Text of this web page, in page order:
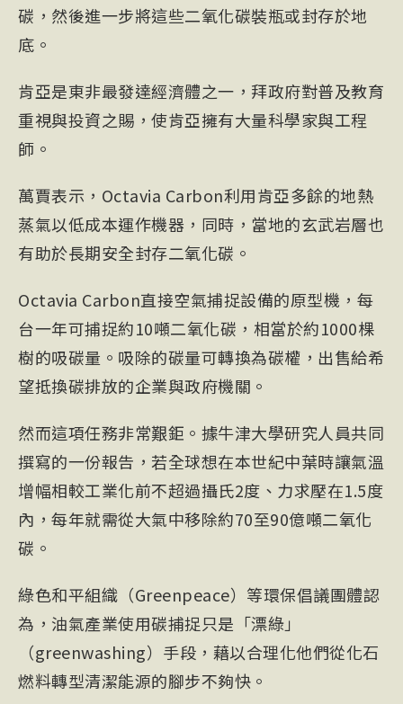
碳，然後進一步將這些二氧化碳裝瓶或封存於地
底。
肯亞是東非最發達經濟體之一，拜政府對普及教育
重視與投資之賜，使肯亞擁有大量科學家與工程
師。
萬賈表示，Octavia Carbon利用肯亞多餘的地熱
蒸氣以低成本運作機器，同時，當地的玄武岩層也
有助於長期安全封存二氧化碳。
Octavia Carbon直接空氣捕捉設備的原型機，每
台一年可捕捉約10噸二氧化碳，相當於約1000棵
樹的吸碳量。吸除的碳量可轉換為碳權，出售給希
望抵換碳排放的企業與政府機關。
然而這項任務非常艱鉅。據牛津大學研究人員共同
撰寫的一份報告，若全球想在本世紀中葉時讓氣溫
增幅相較工業化前不超過攝氏2度、力求壓在1.5度
內，每年就需從大氣中移除約70至90億噸二氧化
碳。
綠色和平組織（Greenpeace）等環保倡議團體認
為，油氣產業使用碳捕捉只是「漂綠」
（greenwashing）手段，藉以合理化他們從化石
燃料轉型清潔能源的腳步不夠快。